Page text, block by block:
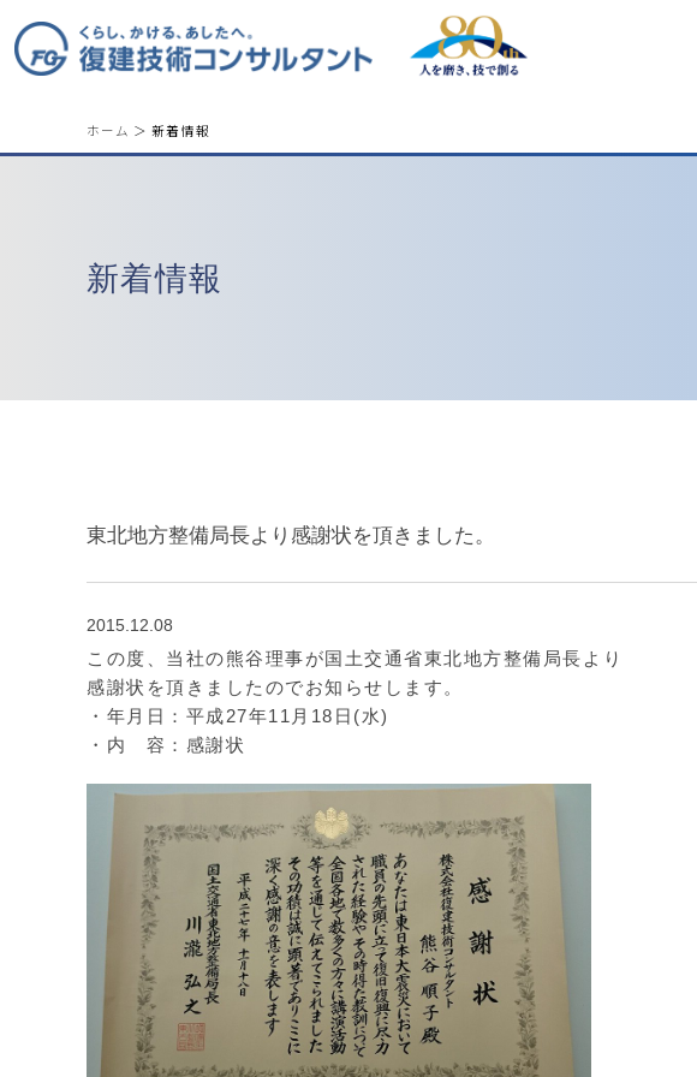
ホーム ＞ 新着情報
新着情報
東北地方整備局長より感謝状を頂きました。
2015.12.08
この度、当社の熊谷理事が国土交通省東北地方整備局長より
感謝状を頂きましたのでお知らせします。
・年月日：平成27年11月18日(水)
・内 容：感謝状